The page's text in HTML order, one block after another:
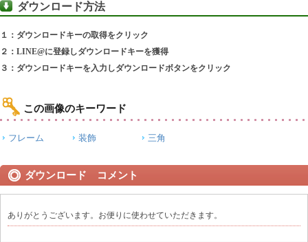
ダウンロード方法
１：ダウンロードキーの取得をクリック
２：LINE@に登録しダウンロードキーを獲得
３：ダウンロードキーを入力しダウンロードボタンをクリック
この画像のキーワード
フレーム 装飾 三角
ダウンロード コメント
ありがとうございます。お便りに使わせていただきます。